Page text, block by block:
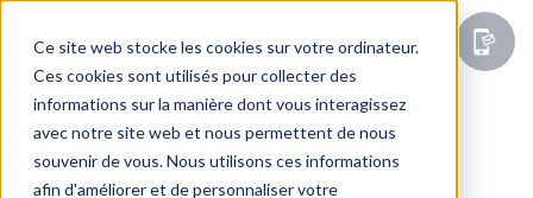
Ce site web stocke les cookies sur votre ordinateur.
Ces cookies sont utilisés pour collecter des
informations sur la manière dont vous interagissez
avec notre site web et nous permettent de nous
souvenir de vous. Nous utilisons ces informations
afin d'améliorer et de personnaliser votre
Actu